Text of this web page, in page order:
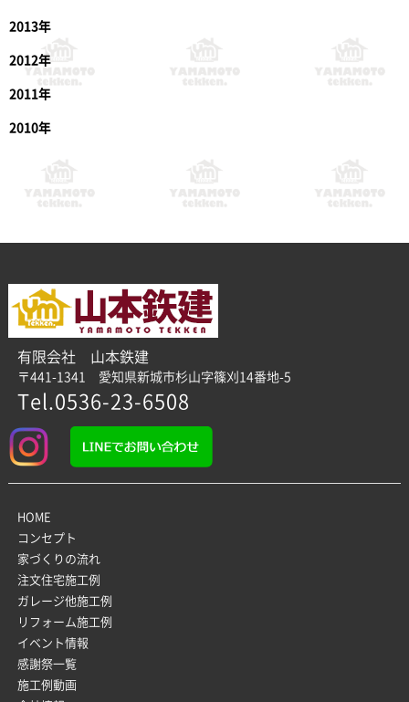
2013年
2012年
2011年
2010年
有限会社 山本鉄建
〒441-1341 愛知県新城市杉山字篠刈14番地-5
Tel.0536-23-6508
HOME
コンセプト
家づくりの流れ
注文住宅施工例
ガレージ他施工例
リフォーム施工例
イベント情報
感謝祭一覧
施工例動画